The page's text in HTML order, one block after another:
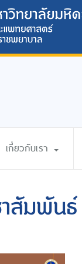
เกี่ยวกับเรา
าสัมพันธ์